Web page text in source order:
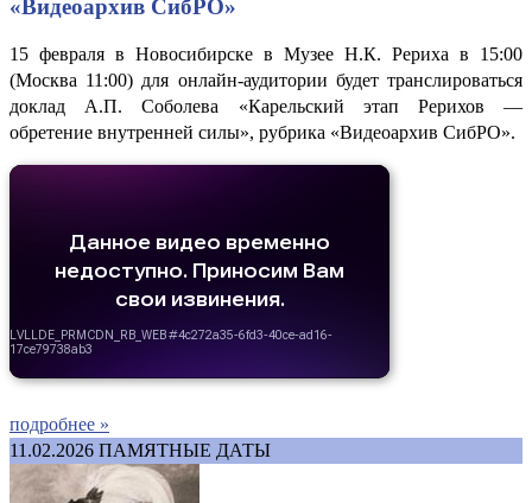
«Видеоархив СибРО»
15 февраля в Новосибирске в Музее Н.К. Рериха в 15:00
(Москва 11:00) для онлайн-аудитории будет транслироваться
доклад А.П. Соболева «Карельский этап Рерихов —
обретение внутренней силы», рубрика «Видеоархив СибРО».
подробнее »
11.02.2026 ПАМЯТНЫЕ ДАТЫ